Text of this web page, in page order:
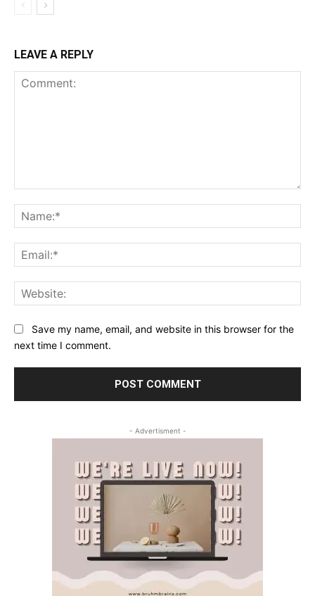
LEAVE A REPLY
Save my name, email, and website in this browser for the
next time I comment.
- Advertisment -